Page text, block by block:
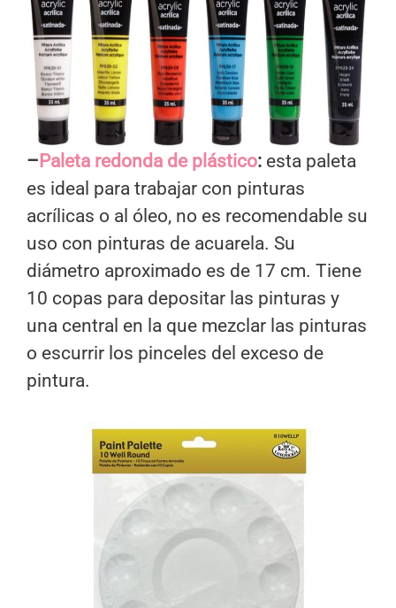
– Paleta redonda de plástico: esta paleta
es ideal para trabajar con pinturas
acrílicas o al óleo, no es recomendable su
uso con pinturas de acuarela. Su
diámetro aproximado es de 17 cm. Tiene
10 copas para depositar las pinturas y
una central en la que mezclar las pinturas
o escurrir los pinceles del exceso de
pintura.